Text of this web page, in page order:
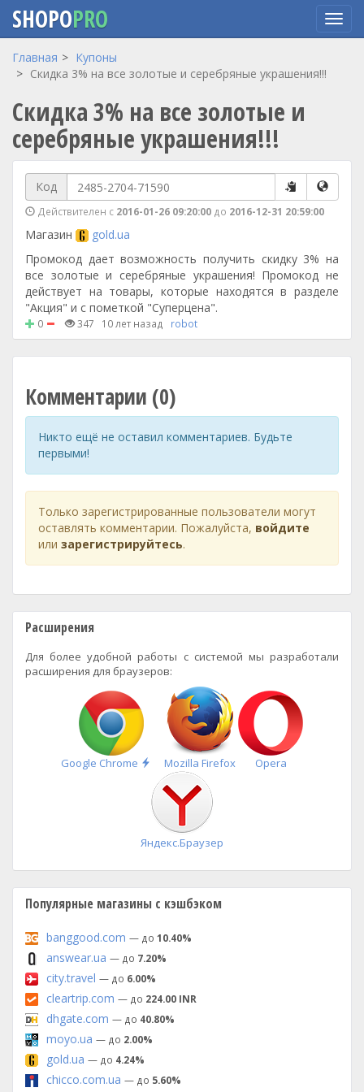
Перейти
содержанию
SHOPOPRO
Главная
Купоны
Скидка 3% на все золотые и серебряные украшения!!!
Скидка 3% на все золотые и
серебряные украшения!!!
Код
Действителен с 2016-01-26 09:20:00 до 2016-12-31 20:59:00
Магазин
gold.ua
Промокод дает возможность получить скидку 3% на
все золотые и серебряные украшения! Промокод не
действует на товары, которые находятся в разделе
"Акция" и с пометкой "Суперцена".
0 347 10 лет назад robot
Комментарии (0)
Никто ещё не оставил комментариев. Будьте
первыми!
Только зарегистрированные пользователи могут
оставлять комментарии. Пожалуйста, войдите
или зарегистрируйтесь.
Расширения
Для более удобной работы с системой мы разработали
расширения для браузеров:
Google Chrome
Быстрая
установка
Mozilla Firefox Opera
Яндекс.Браузер
Популярные магазины с кэшбэком
banggood.com — до 10.40%
answear.ua — до 7.20%
city.travel — до 6.00%
cleartrip.com — до 224.00 INR
dhgate.com — до 40.80%
moyo.ua — до 2.00%
gold.ua — до 4.24%
chicco.com.ua — до 5.60%